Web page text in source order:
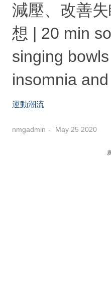
減壓、改善
想 | 20 min
singing
insomnia
運動潮流
nmgadmin May 25 2020